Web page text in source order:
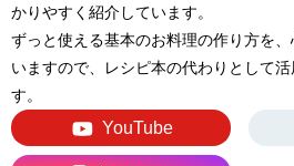
かりやすく紹介しています。
ずっと使える基本のお料理の作り方を
いますので、レシピ本の代わりとして
す。
YouTube